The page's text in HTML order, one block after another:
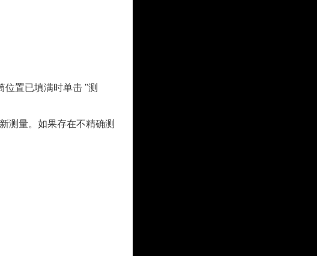
位置已填满时单击 "测
测量。如果存在不精确测